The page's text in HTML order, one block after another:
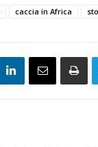
caccia in Africa